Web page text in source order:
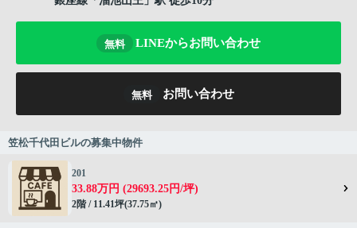
無料 LINEからお問い合わせ
無料 お問い合わせ
笠松千代田ビルの募集中物件
201
33.88万円 (29693.25円/坪)
2階 / 11.41坪(37.75㎡)